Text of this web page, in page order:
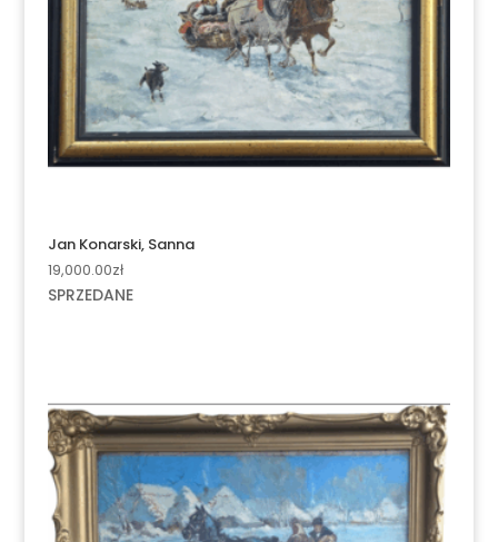
Jan Konarski, Sanna
19,000.00zł
SPRZEDANE